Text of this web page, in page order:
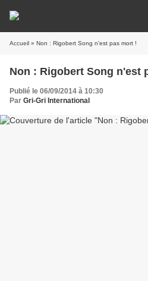
Accueil » Non : Rigobert Song n'est pas mort !
Non : Rigobert Song n'est
Publié le 06/09/2014 à 10:30
Par Gri-Gri International